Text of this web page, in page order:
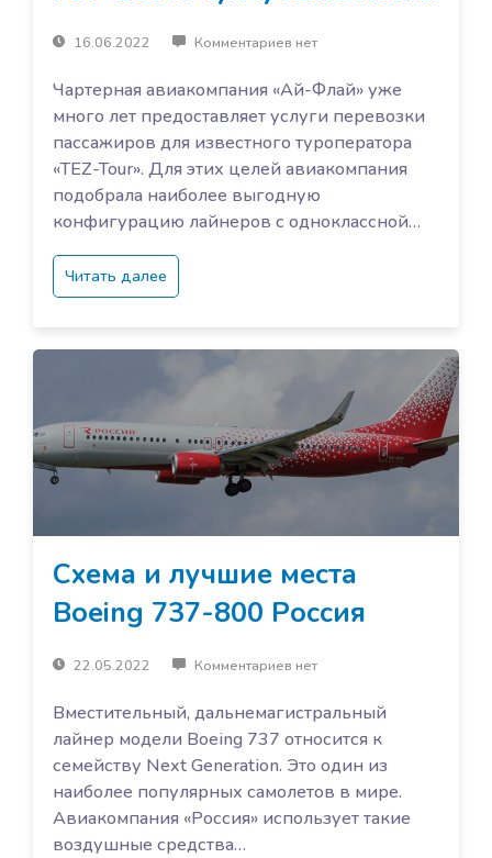
16.06.2022 Комментариев нет
Чартерная авиакомпания «Ай-Флай» уже
много лет предоставляет услуги перевозки
пассажиров для известного туроператора
«TEZ-Tour». Для этих целей авиакомпания
подобрала наиболее выгодную
конфигурацию лайнеров с одноклассной…
Читать далее
Схема и лучшие места
Boeing 737-800 Россия
22.05.2022 Комментариев нет
Вместительный, дальнемагистральный
лайнер модели Boeing 737 относится к
семейству Next Generation. Это один из
наиболее популярных самолетов в мире.
Авиакомпания «Россия» использует такие
воздушные средства…